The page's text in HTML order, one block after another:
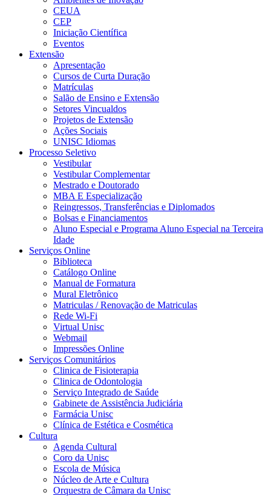
CEUA
CEP
Iniciação Científica
Eventos
Extensão
Apresentação
Cursos de Curta Duração
Matrículas
Salão de Ensino e Extensão
Setores Vincualdos
Projetos de Extensão
Ações Sociais
UNISC Idiomas
Processo Seletivo
Vestibular
Vestibular Complementar
Mestrado e Doutorado
MBA E Especialização
Reingressos, Transferências e Diplomados
Bolsas e Financiamentos
Aluno Especial e Programa Aluno Especial na Terceira
Idade
Serviços Online
Biblioteca
Catálogo Online
Manual de Formatura
Mural Eletrônico
Matriculas / Renovação de Matriculas
Rede Wi-Fi
Virtual Unisc
Webmail
Impressões Online
Serviços Comunitários
Clinica de Fisioterapia
Clinica de Odontologia
Serviço Integrado de Saúde
Gabinete de Assistência Judiciária
Farmácia Unisc
Clínica de Estética e Cosmética
Cultura
Agenda Cultural
Coro da Unisc
Escola de Música
Núcleo de Arte e Cultura
Orquestra de Câmara da Unisc